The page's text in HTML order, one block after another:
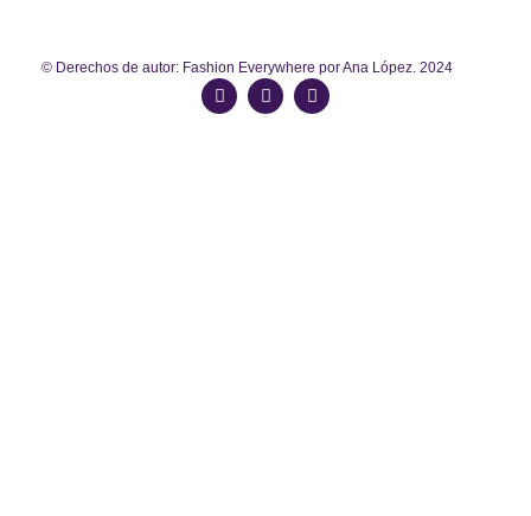
© Derechos de autor: Fashion Everywhere por Ana López. 2024